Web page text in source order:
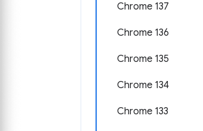
Chrome 137
Chrome 136
Chrome 135
Chrome 134
Chrome 133